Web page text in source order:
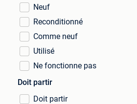
Neuf
Reconditionné
Comme neuf
Utilisé
Ne fonctionne pas
Doit partir
Doit partir